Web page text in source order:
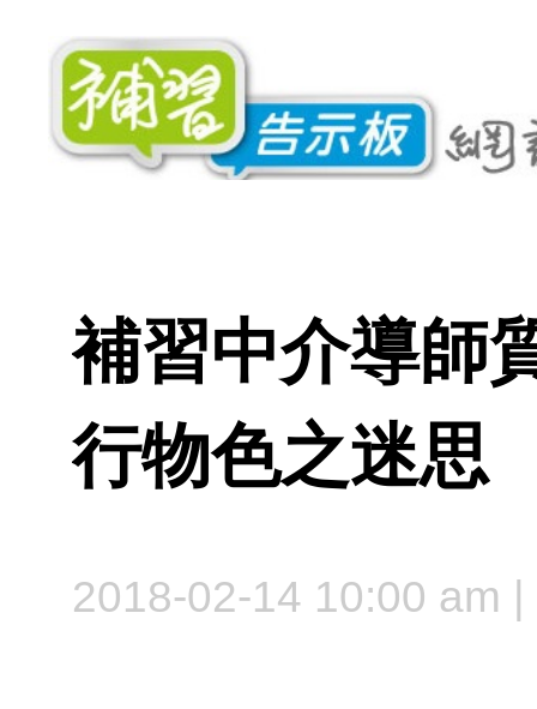
補習中介導師
行物色之迷思
2018-02-14 10:00 am